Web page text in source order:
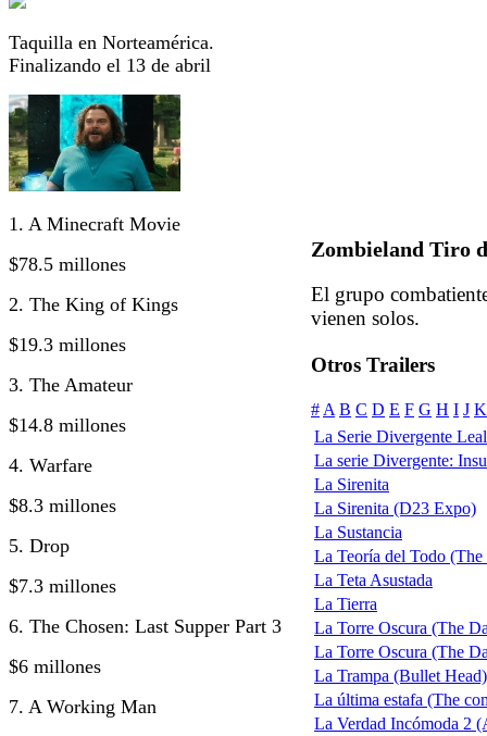
Taquilla en Norteamérica.
Finalizando el 13 de abril
1. A Minecraft Movie
$78.5 millones
2. The King of Kings
$19.3 millones
3. The Amateur
$14.8 millones
4. Warfare
$8.3 millones
5. Drop
$7.3 millones
6. The Chosen: Last Supper Part 3
$6 millones
7. A Working Man
Zombieland Tiro
El grupo
vienen solos.
Otros Trailers
# A B C D E F G H I J K
La Serie Divergente
La serie Divergente:
La Sirenita
La Sirenita (D23 Expo)
La Sustancia
La Teoría del Todo
La Teta Asustada
La Tierra
La Torre Oscura (The
La Torre Oscura (The
La Trampa (Bullet Head)
La última estafa (The
La Verdad Incómoda 2